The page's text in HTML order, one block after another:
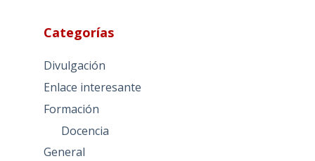
Categorías
Divulgación
Enlace interesante
Formación
Docencia
General